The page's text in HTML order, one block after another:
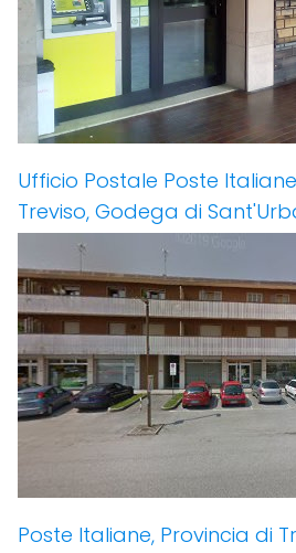
Ufficio Postale Poste
Treviso, Godega di
Poste Italiane, Provincia di